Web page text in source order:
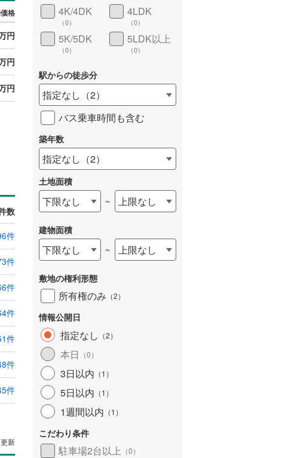
格
円
円
円
数
件
件
件
件
件
件
件
新
4K/4DK
（0）
4LDK
（0）
5K/5DK
（0）
5LDK以上
（0）
駅からの徒歩分
指定なし （2）
バス乗車時間も含む
築年数
指定なし （2）
土地面積
下限なし ~ 上限なし
建物面積
下限なし ~ 上限なし
敷地の権利形態
所有権のみ （2）
情報公開日
指定なし （2）
本日 （0）
3日以内 （1 ）
5日以内 （1 ）
1週間以内 （1 ）
こだわり条件
駐車場2台以上 （0）
詳しく見る